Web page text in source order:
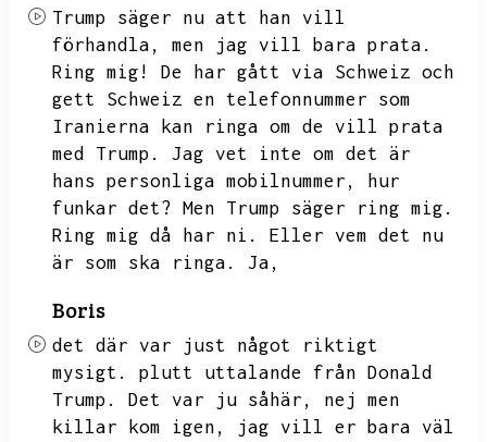
Trump säger nu att han vill
förhandla,
men jag vill bara prata.
Ring mig!
De har gått via Schweiz och
gett Schweiz en telefonnummer som
Iranierna kan ringa om de vill prata
med Trump.
Jag vet inte om det är
hans personliga mobilnummer,
hur
funkar det? Men Trump säger ring mig.
Ring mig då har ni.
Eller vem det nu
är som ska ringa.
Ja,
Boris
det där var just något riktigt
mysigt.
plutt uttalande från Donald
Trump.
Det var ju såhär,
nej men
killar kom igen,
jag vill er bara väl